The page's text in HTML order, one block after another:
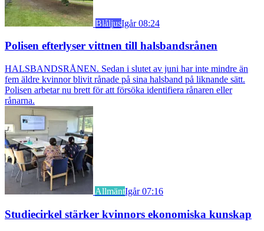
BlåljusIgår 08:24
Polisen efterlyser vittnen till halsbandsrånen
HALSBANDSRÅNEN. Sedan i slutet av juni har inte mindre än
fem äldre kvinnor blivit rånade på sina halsband på liknande sätt.
Polisen arbetar nu brett för att försöka identifiera rånaren eller
rånarna.
AllmäntIgår 07:16
Studiecirkel stärker kvinnors ekonomiska kunskap